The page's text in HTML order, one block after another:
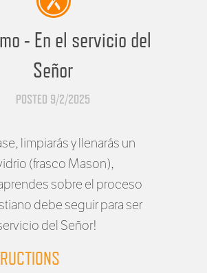
- En el servicio del
Señor
POSTED 9/2/2025
limpiarás y llenarás un
(frasco Mason),
sobre el proceso
debeseguirpara ser
del Señor!